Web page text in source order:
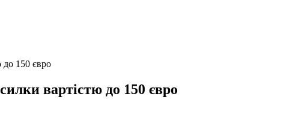
до 150 євро
вартістю до 150 євро